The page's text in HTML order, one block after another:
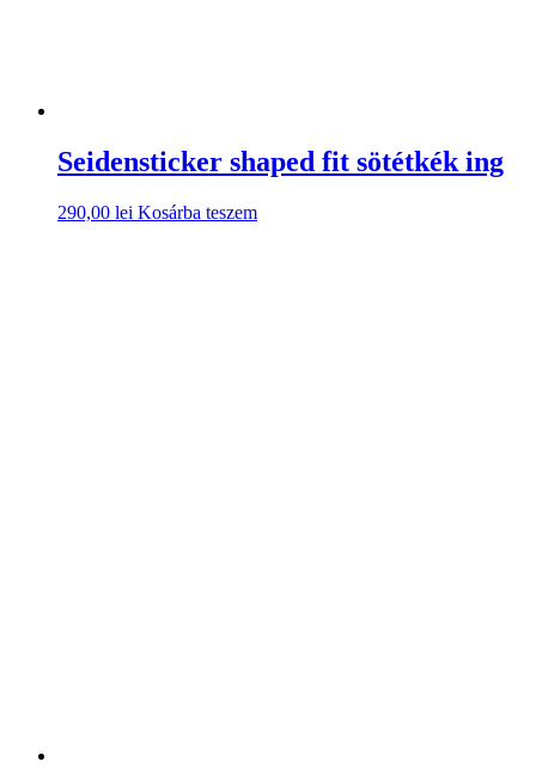
Seidensticker shaped fit sötétkék ing
290,00 lei Kosárba teszem